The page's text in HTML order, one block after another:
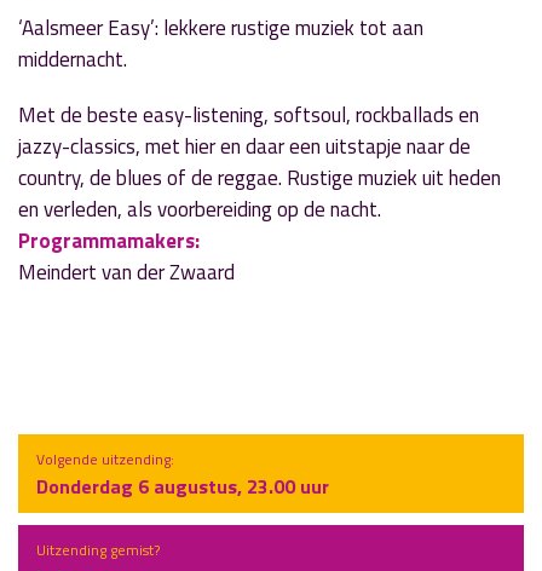
‘Aalsmeer Easy’: lekkere rustige muziek tot aan
middernacht.
Met de beste easy-listening, softsoul, rockballads en
jazzy-classics, met hier en daar een uitstapje naar de
country, de blues of de reggae. Rustige muziek uit heden
en verleden, als voorbereiding op de nacht.
Programmamakers:
Meindert van der Zwaard
Volgende uitzending:
Donderdag 6 augustus, 23.00 uur
Uitzending gemist?